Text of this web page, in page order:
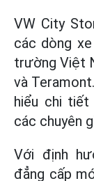
VW City
các dòng
trường Việt
và
hiểu chi
các chuyên
Với định
đẳng cấp